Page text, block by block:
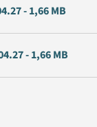
- 1,66 MB
- 1,66 MB